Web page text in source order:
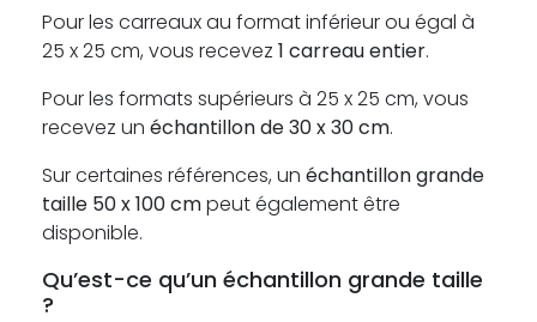
Pour les carreaux au format inférieur ou égal à
25 x 25 cm, vous recevez 1 carreau entier.
Pour les formats supérieurs à 25 x 25 cm, vous
recevez un échantillon de 30 x 30 cm.
Sur certaines références, un échantillon grande
taille 50 x 100 cmpeut également être
disponible.
Qu’est-ce qu’un échantillon grande taille
?